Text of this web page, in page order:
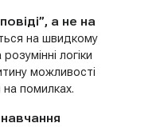
а не на
на швидкому
логіки
можливості
помилках.